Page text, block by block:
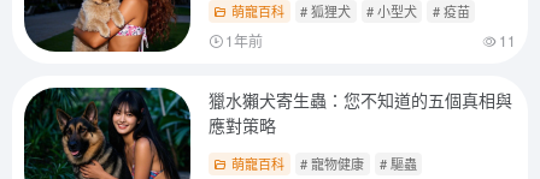
萌寵百科 # 狐狸犬 # 小型犬 # 疫苗
1年前 11
獵水獺犬寄生蟲：您不知道的五個真相與
應對策略
萌寵百科 # 寵物健康 # 驅蟲